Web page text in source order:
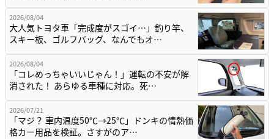
2026/08/04
大人気トヨタ車「完成度がスゴイ…」釣り竿、
スキー板、ゴルフバッグ、なんでもオ…
2026/08/04
「コレめっちゃいいじゃん！」運転の不安が解
消された！ あらゆる車種に対応。死…
2026/07/21
「マジ？ 車内温度50℃→25℃」ドンキの情熱価
格カー用品を検証。さすがのア…